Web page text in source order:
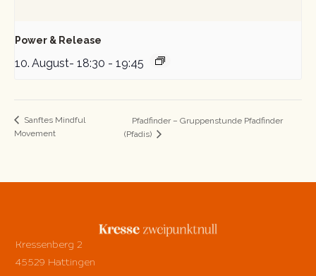
Power & Release
10. August- 18:30 - 19:45
Sanftes Mindful
Movement
Pfadfinder – Gruppenstunde Pfadfinder
(Pfadis)
Kressenberg 2
45529 Hattingen